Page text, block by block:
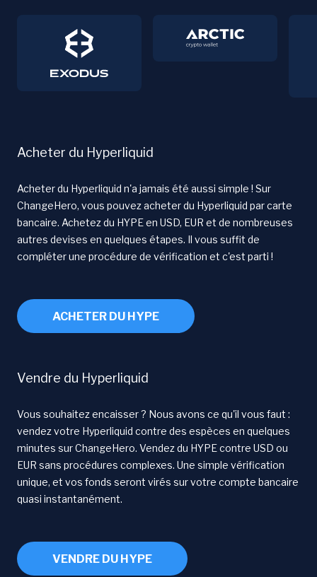
Acheter du Hyperliquid
Acheter du Hyperliquid n'a jamais été aussi simple ! Sur
ChangeHero, vous pouvez acheter du Hyperliquid par carte
bancaire. Achetez du HYPE en USD, EUR et de nombreuses
autres devises en quelques étapes. Il vous suffit de
compléter une procédure de vérification et c'est parti !
ACHETER DU HYPE
Vendre du Hyperliquid
Vous souhaitez encaisser ? Nous avons ce qu'il vous faut :
vendez votre Hyperliquid contre des espèces en quelques
minutes sur ChangeHero. Vendez du HYPE contre USD ou
EUR sans procédures complexes. Une simple vérification
unique, et vos fonds seront virés sur votre compte bancaire
quasi instantanément.
VENDRE DU HYPE